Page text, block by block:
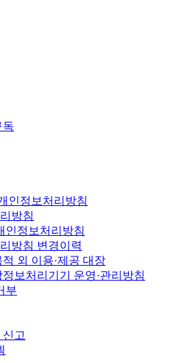
독
인정보처리방침
방침
인정보처리방침
방침 변경이력
외 이용·제공 대장
보처리기기 운영·관리방침
부
고